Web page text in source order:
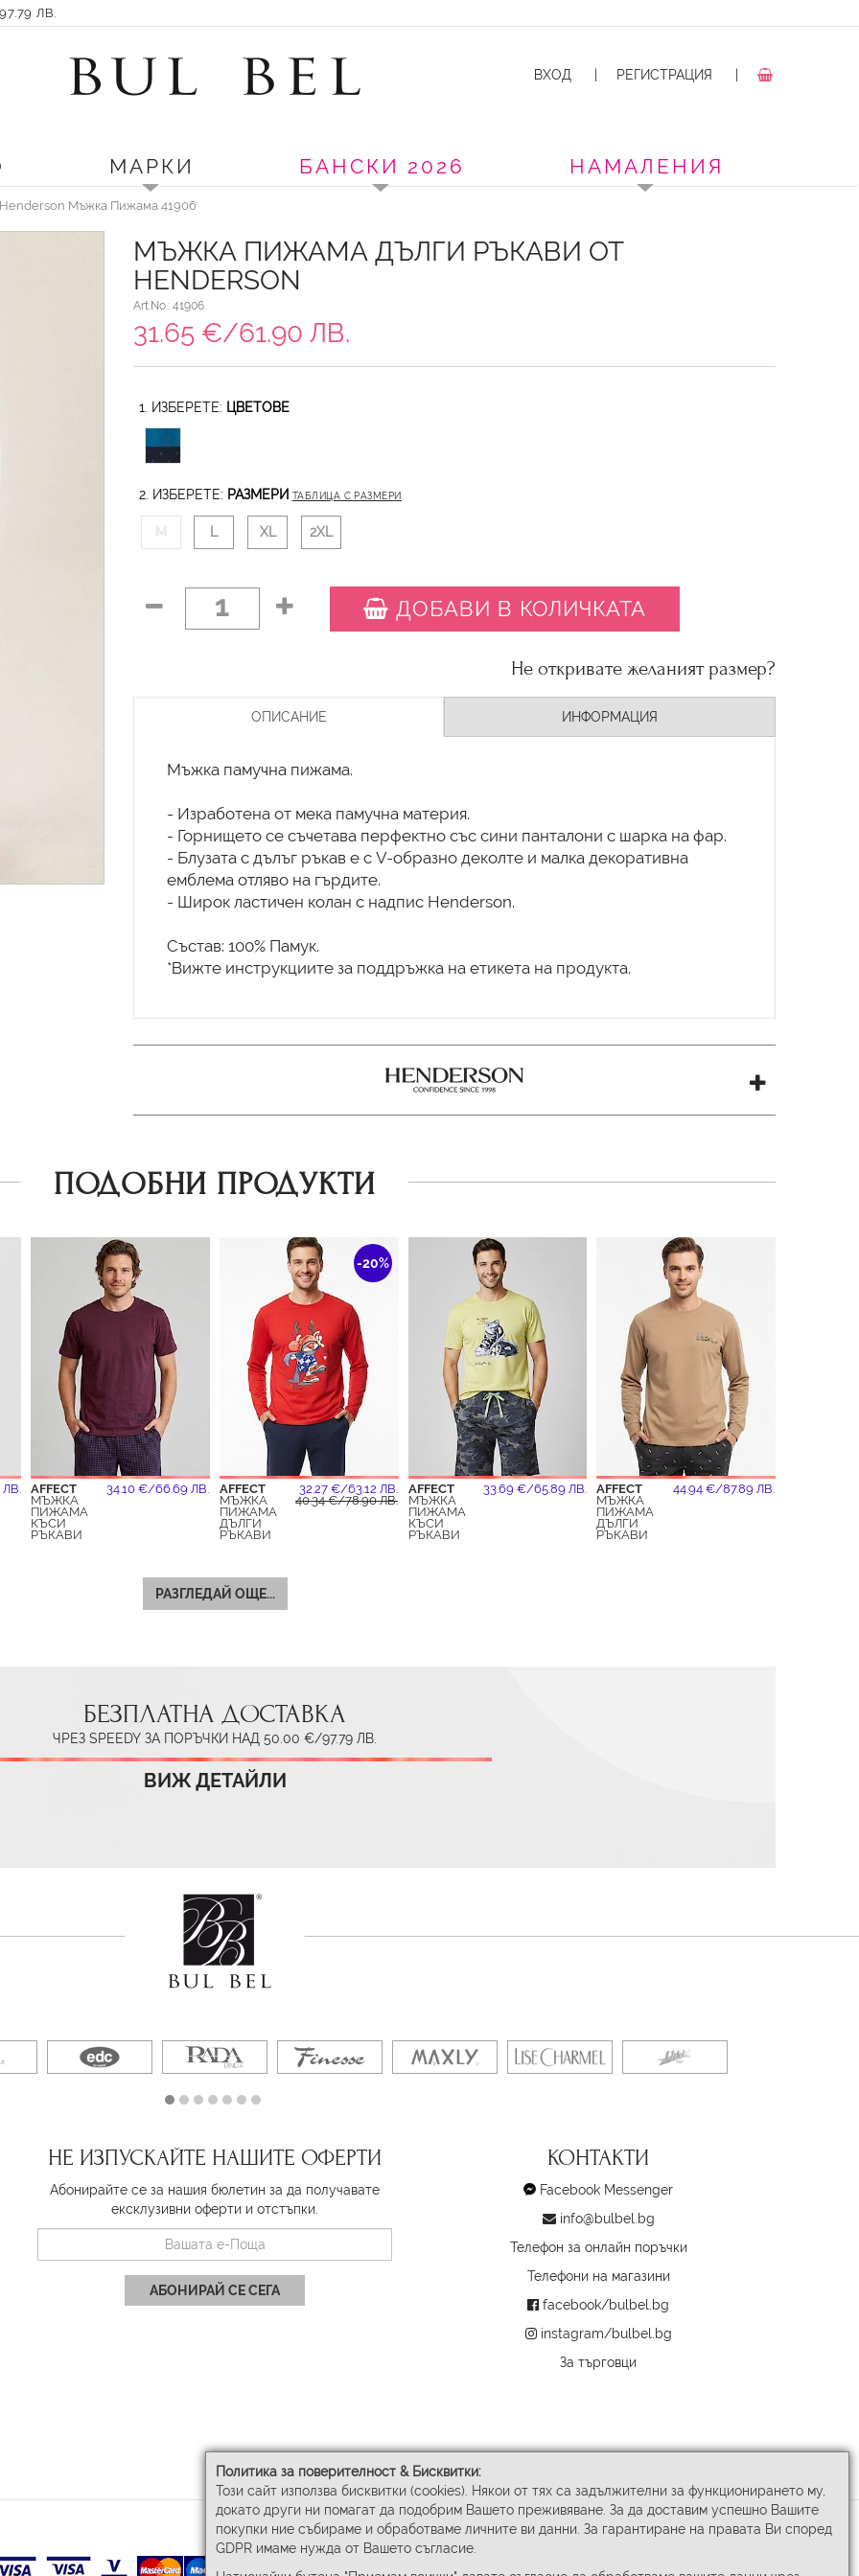
Политика за поверителност & Бисквитки:
Този сайт използва бисквитки (cookies). Някои от тях са задължителни за функционирането му,
докато други ни помагат да подобрим Вашето преживяване. За да доставим успешно Вашите
покупки ние събираме и обработваме личните ви данни. За гарантиране на правата Ви според
GDPR имаме нужда от Вашето съгласие.
ЛВ.
ВХОД РЕГИСТРАЦИЯ
МАРКИ БАНСКИ 2026 НАМАЛЕНИЯ
Henderson Мъжка Пижама 41906
МЪЖКА ПИЖАМА ДЪЛГИ РЪКАВИ ОТ
HENDERSON
Art.No.: 41906
31.65 €/61.90 ЛВ.
1. ИЗБЕРЕТЕ: ЦВЕТОВЕ
2. ИЗБЕРЕТЕ: РАЗМЕРИ ТАБЛИЦА С РАЗМЕРИ
M L XL 2XL
1 ДОБАВИ В КОЛИЧКАТА
Не откривате желаният размер?
ОПИСАНИЕ ИНФОРМАЦИЯ
Мъжка памучна пижама.
- Изработена от мека памучна материя.
- Горнището се съчетава перфектно със сини панталони с шарка на фар.
- Блузата с дълъг ръкав е с V-образно деколте и малка декоративна
емблема отляво на гърдите.
- Широк ластичен колан с надпис Henderson.
Състав: 100% Памук.
*Вижте инструкциите за поддръжка на етикета на продукта.
ПОДОБНИ ПРОДУКТИ
ЛВ. AFFECT
34.10 €/66.69 ЛВ.
МЪЖКА
ПИЖАМА
КЪСИ
РЪКАВИ
-20%
AFFECT
32.27 €/63.12 ЛВ.
МЪЖКА
ПИЖАМА
ДЪЛГИ
РЪКАВИ
40.34 €/78.90 ЛВ.
AFFECT
33.69 €/65.89 ЛВ.
МЪЖКА
ПИЖАМА
КЪСИ
РЪКАВИ
AFFECT
44.94 €/87.89 ЛВ.
МЪЖКА
ПИЖАМА
ДЪЛГИ
РЪКАВИ
РАЗГЛЕДАЙ ОЩЕ...
БЕЗПЛАТНА ДОСТАВКА
ЧРЕЗ SPEEDY ЗА ПОРЪЧКИ НАД 50.00 €/97.79 ЛВ.
ВИЖ ДЕТАЙЛИ
НЕ ИЗПУСКАЙТЕ НАШИТЕ ОФЕРТИ
Абонирайте се за нашия бюлетин за да получавате
ексклузивни оферти и отстъпки.
АБОНИРАЙ СЕ СЕГА
КОНТАКТИ
Facebook Messenger
info@bulbel.bg
Телефон за онлайн поръчки
Телефони на магазини
facebook/bulbel.bg
instagram/bulbel.bg
За търговци